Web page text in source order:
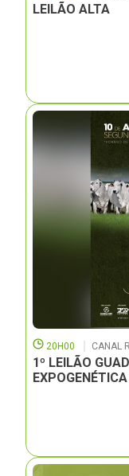
LEILÃO ALTA
20H00 CANAL
1º LEILÃO